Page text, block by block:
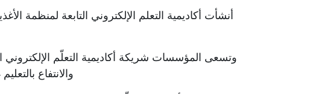
أنشأت أكاديمية التعلم الإلكتروني التابعة لمنظمة
والانتفاع بالتعليم